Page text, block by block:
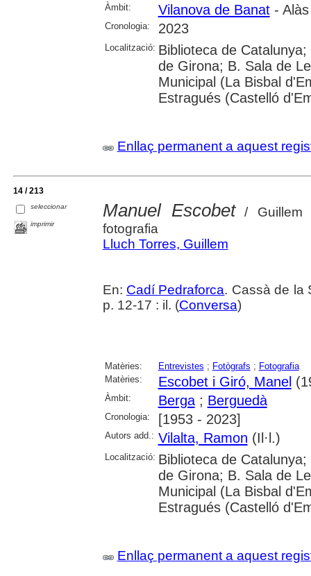
Àmbit: Vilanova de Banat- Alàs
Cronologia: 2023
Localització: Biblioteca de
de Girona; B. Sala de
Municipal (La Bisbal
Estragués (Castelló
Enllaç permanent a aquest
14 / 213
seleccionar
imprimir
Manuel Escobet/ Guillem
fotografia
Lluch Torres, Guillem
En: Cadí Pedraforca. Cassà de la
p. 12-17 : il. (Conversa)
Matèries: Entrevistes ; Fotògrafs ; Fotografia
Matèries:
Escobet i Giró, Manel
Àmbit: Berga; Berguedà
Cronologia: [1953 - 2023]
Autors add.: Vilalta, Ramon (Il·l.)
Localització: Biblioteca de
de Girona; B. Sala de
Municipal (La Bisbal
Estragués (Castelló
Enllaç permanent a aquest